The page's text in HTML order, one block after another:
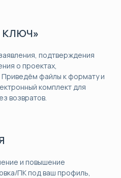
КЛЮЧ»
подтверждения
о проектах,
файлы к формату и
комплект для
возвратов.
и повышение
ПК под ваш профиль,